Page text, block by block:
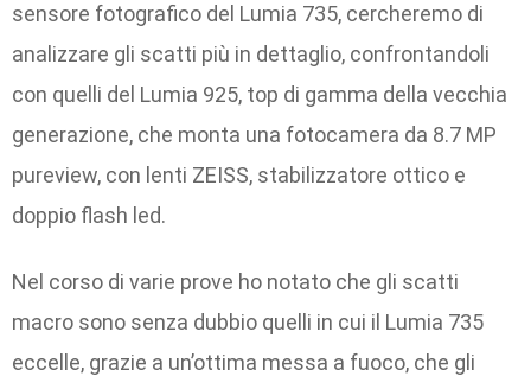
sensore fotografico del Lumia 735, cercheremo di
analizzare gli scatti più in dettaglio, confrontandoli
con quelli del Lumia 925, top di gamma della vecchia
generazione, che monta una fotocamera da 8.7 MP
pureview, con lenti ZEISS, stabilizzatore ottico e
doppio flash led.
Nel corso di varie prove ho notato che gli scatti
macro sono senza dubbio quelli in cui il Lumia 735
eccelle, grazie a un’ottima messa a fuoco, che gli